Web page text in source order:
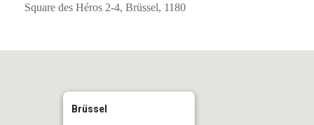
Square des Héros 2-4, Brüssel, 1180
Brüssel